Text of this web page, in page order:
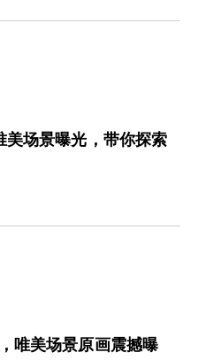
美场景曝光，带你探索
唯美场景原画震撼曝